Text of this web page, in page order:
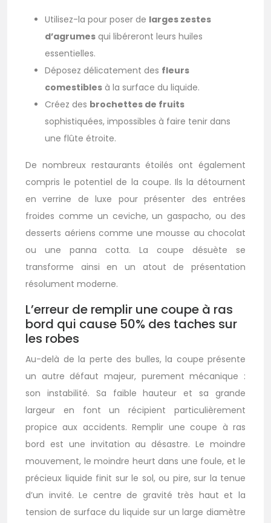
Utilisez-la pour poser de larges zestes
d’agrumes qui libéreront leurs huiles
essentielles.
Déposez délicatement des fleurs
comestibles à la surface du liquide.
Créez des brochettes de fruits
sophistiquées, impossibles à faire tenir dans
une flûte étroite.
De nombreux restaurants étoilés ont également
compris le potentiel de la coupe. Ils la détournent
en verrine de luxe pour présenter des entrées
froides comme un ceviche, un gaspacho, ou des
desserts aériens comme une mousse au chocolat
ou une panna cotta. La coupe désuète se
transforme ainsi en un atout de présentation
résolument moderne.
L’erreur de remplir une coupe à ras
bord qui cause 50% des taches sur
les robes
Au-delà de la perte des bulles, la coupe présente
un autre défaut majeur, purement mécanique :
son instabilité. Sa faible hauteur et sa grande
largeur en font un récipient particulièrement
propice aux accidents. Remplir une coupe à ras
bord est une invitation au désastre. Le moindre
mouvement, le moindre heurt dans une foule, et le
précieux liquide finit sur le sol, ou pire, sur la tenue
d’un invité. Le centre de gravité très haut et la
tension de surface du liquide sur un large diamètre